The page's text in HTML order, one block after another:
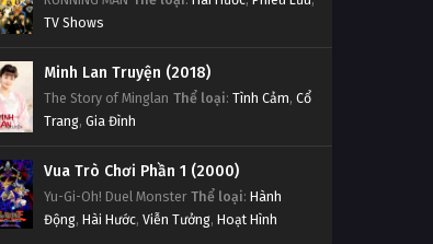
TV Shows
Minh Lan Truyện (2018)
The Story of Minglan Thể loại: Tình Cảm, Cổ
Trang, Gia Đình
Vua Trò Chơi Phần 1 (2000)
Yu-Gi-Oh! Duel Monster Thể loại: Hành
Động, Hài Hước, Viễn Tưởng, Hoạt Hình